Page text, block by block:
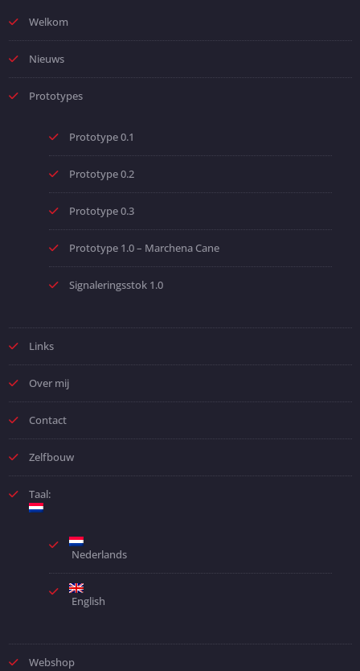
Welkom
Nieuws
Prototypes
Prototype 0.1
Prototype 0.2
Prototype 0.3
Prototype 1.0 – Marchena Cane
Signaleringsstok 1.0
Links
Over mij
Contact
Zelfbouw
Taal:
Nederlands
English
Webshop